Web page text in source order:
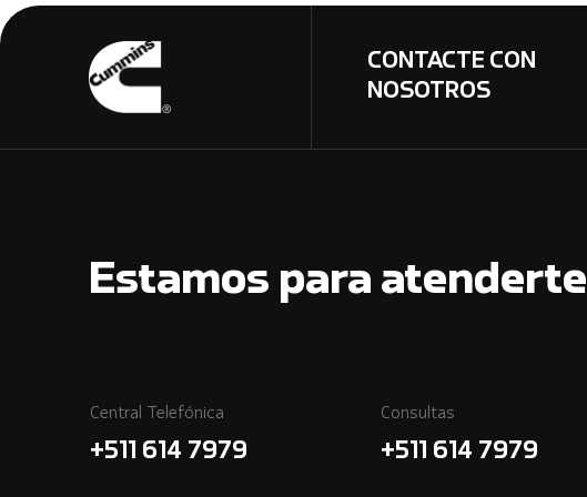
CONTACTE CON
NOSOTROS
Estamos para atenderte
Central Telefónica
+511 614 7979
Consultas
+511 614 7979